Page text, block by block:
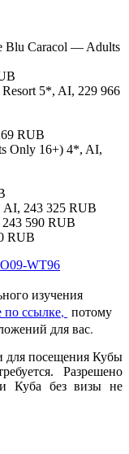
Blu Caracol — Adults
Resort 5*, AI, 229 966
RUB
Only 16+) 4*, AI,
AI, 243 325 RUB
590 RUB
RUB
WT96
изучения
по ссылке, потому
для вас.
для посещения Кубы
Разрешено
Куба без визы не